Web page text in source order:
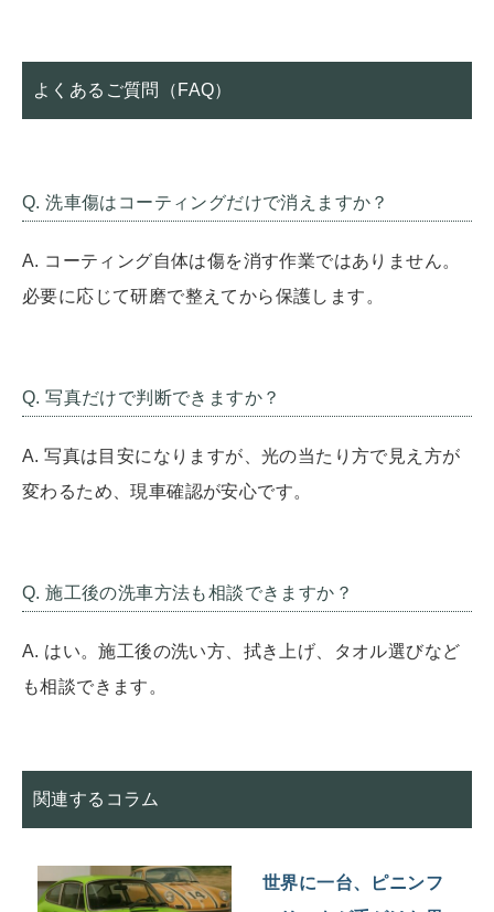
よくあるご質問（FAQ）
Q. 洗車傷はコーティングだけで消えますか？
A. コーティング自体は傷を消す作業ではありません。
必要に応じて研磨で整えてから保護します。
Q. 写真だけで判断できますか？
A. 写真は目安になりますが、光の当たり方で見え方が
変わるため、現車確認が安心です。
Q. 施工後の洗車方法も相談できますか？
A. はい。施工後の洗い方、拭き上げ、タオル選びなど
も相談できます。
関連するコラム
世界に一台、ピニンフ